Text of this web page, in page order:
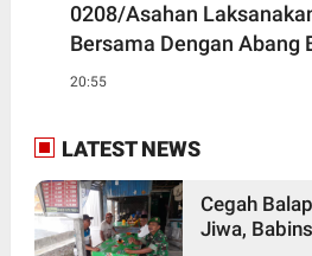
0208/Asahan
Bersama Dengan Abang
20:55
LATEST NEWS
Cegah
Jiwa,